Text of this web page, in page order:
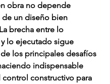
obra no depende
de un diseño bien
brecha entre lo
lo ejecutado sigue
los principales desafíos
indispensable
control constructivo para